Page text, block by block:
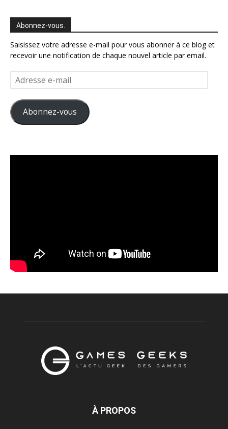
Abonnez-vous.
Saisissez votre adresse e-mail pour vous abonner à ce blog et
recevoir une notification de chaque nouvel article par email.
Adresse
e-
mail
Abonnez-vous
À PROPOS